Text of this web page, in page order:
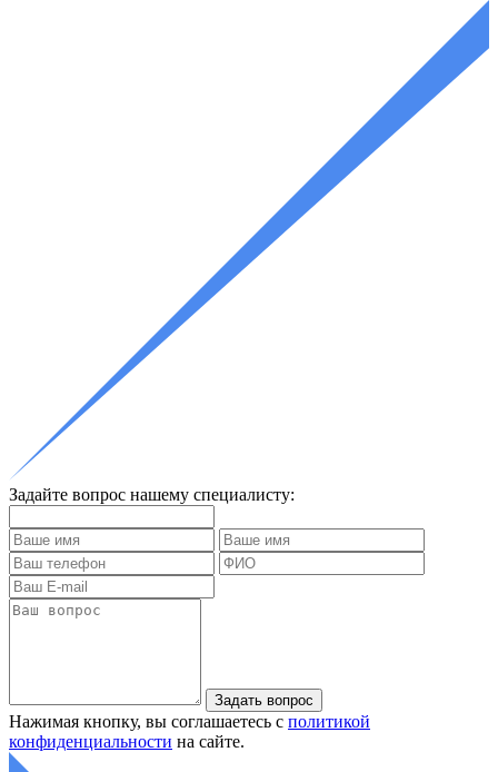
Задайте вопрос нашему специалисту:
Нажимая кнопку, вы соглашаетесь с политикой
конфиденциальности на сайте.